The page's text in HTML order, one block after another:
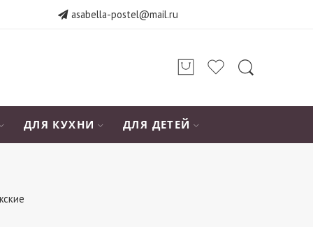
asabella-postel@mail.ru
ДЛЯ КУХНИ ДЛЯ ДЕТЕЙ